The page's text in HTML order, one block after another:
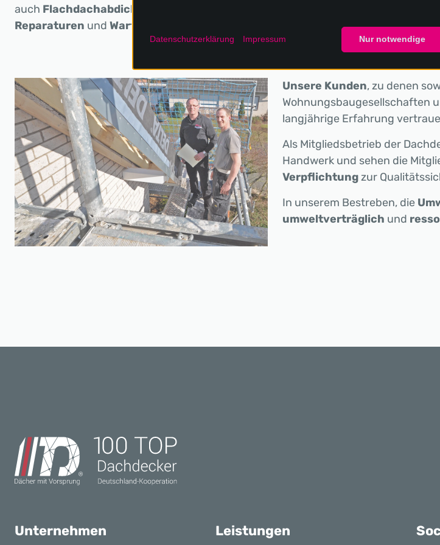
auch Flachdachabdichtungen
Reparaturen und Wartungsarbeiten Leistungsspektrum.
Unsere Kunden, zu denen
Wohnungsbaugesellschaften
langjährige Erfahrung
Als Mitgliedsbetrieb der
Handwerk und sehen die
Verpflichtungzur
In unserem Bestreben, die
umweltverträglich und
Unternehmen Leistungen
Nur notwendige
Datenschutzerklärung Impressum